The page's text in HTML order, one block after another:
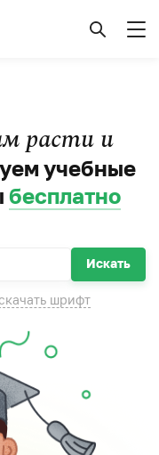
расти и
учебные
бесплатно
Искать
шрифт